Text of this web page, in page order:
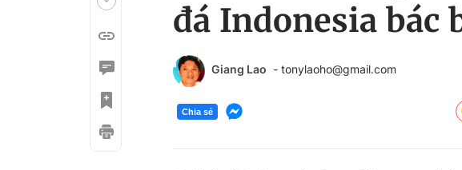
đá Indonesia bác
Giang Lao - tonylaoho@gmail.com
Chia sẻ